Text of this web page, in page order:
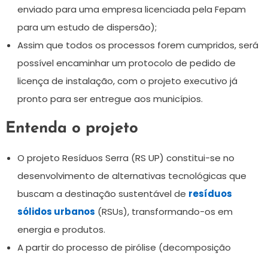
enviado para uma empresa licenciada pela Fepam
para um estudo de dispersão);
Assim que todos os processos forem cumpridos, será
possível encaminhar um protocolo de pedido de
licença de instalação, com o projeto executivo já
pronto para ser entregue aos municípios.
Entenda o projeto
O projeto Resíduos Serra (RS UP) constitui-se no
desenvolvimento de alternativas tecnológicas que
buscam a destinação sustentável de resíduos
sólidos urbanos (RSUs), transformando-os em
energia e produtos.
A partir do processo de pirólise (decomposição